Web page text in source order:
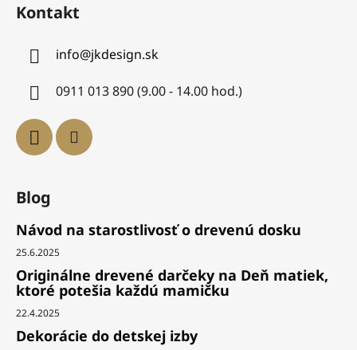
Kontakt
info@jkdesign.sk
0911 013 890 (9.00 - 14.00 hod.)
Blog
Návod na starostlivosť o drevenú dosku
25.6.2025
Originálne drevené darčeky na Deň matiek,
ktoré potešia každú mamičku
22.4.2025
Dekorácie do detskej izby